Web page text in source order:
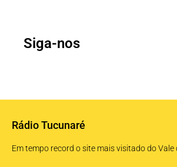
Siga-nos
Rádio Tucunaré
Em tempo record o site mais visitado do Vale